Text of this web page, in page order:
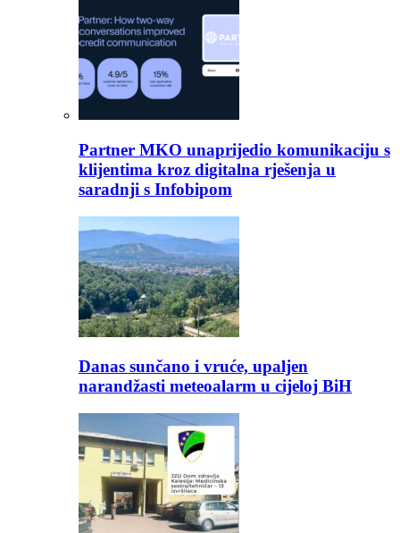
Partner MKO unaprijedio komunikaciju s
klijentima kroz digitalna rješenja u
saradnji s Infobipom
Danas sunčano i vruće, upaljen
narandžasti meteoalarm u cijeloj BiH